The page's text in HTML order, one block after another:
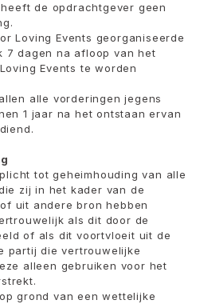
de opdrachtgever geen
Loving Events georganiseerde
7 dagen na afloop van het
Events te worden
alle vorderingen jegens
1 jaar na het ontstaan ​​ervan
tot geheimhouding van alle
zij in het kader van de
uit andere bron hebben
als dit door de
of als dit voortvloeit uit de
partij die vertrouwelijke
alleen gebruiken voor het
grond van een wettelijke